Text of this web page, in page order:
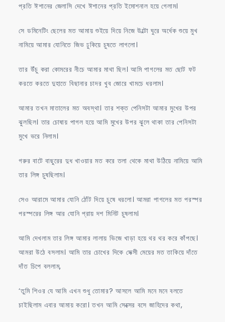
প্রতি ঈশানের জেলাসি দেখে ঈশানের প্রতি ইমোশনাল হয়ে গেলাম।
সে ডমিনেটিং ছেলের মত আমায় শুইয়ে দিয়ে নিজে উল্টো ঘুরে অর্ধেক শুয়ে মুখ
নামিয়ে আমার যোনিতে জিভ ঢুকিয়ে চুষতে লাগলো।
তার উঁচু করা কোমরের নীচে আমার মাথা ছিল। আমি পাগলের মত ছোট ফট
করতে করতে দুহাতে বিছানার চাদর খুব জোরে খামচে ধরলাম।
আমার তখন মাতালের মত অবস্থা। তার শক্ত পেনিসটা আমার মুখের উপর
ঝুলছিল। তার চোষায় পাগল হয়ে আমি মুখের উপর ঝুলে থাকা তার পেনিসটা
মুখে ভরে নিলাম।
গরুর বাটে বাছুরের দুধ খাওয়ার মত করে তলা থেকে মাথা উঠিয়ে নামিয়ে আমি
তার লিঙ্গ চুষছিলাম।
সেও আরামে আমার যোনি ঠোঁট দিয়ে চুষে ধরলো। আমরা পাগলের মত পরস্পর
পরস্পরের লিঙ্গ আর যোনি প্রায় দশ মিনিট চুষলাম।
আমি দেখলাম তার লিঙ্গ আমার লালায় ভিজে খাড়া হয়ে থর থর করে কাঁপছে।
আমরা উঠে বসলাম। আমি তার চোখের দিকে সেক্সী মেয়ের মত তাকিয়ে দাঁতে
দাঁত চিপে বললাম,
‘তুমি শিওর যে আমি এখন শুধু তোমার? আসলে আমি মনে মনে বলতে
চাইছিলাম এবার আমায় করো। তখন আমি সেক্সের বসে জাহিদের কথা,